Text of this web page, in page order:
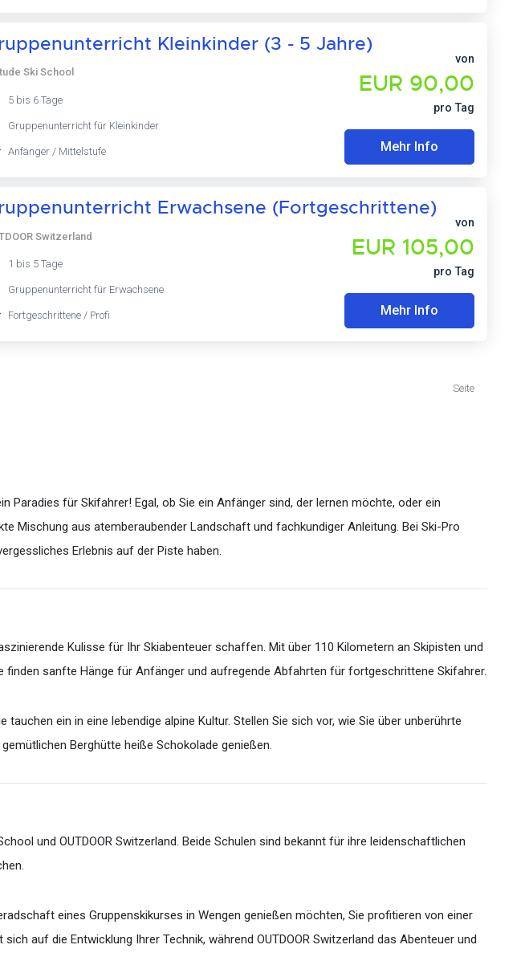
Kleinkinder (3 - 5 Jahre)
Ski School
5 bis 6 Tage
Gruppenunterricht für Kleinkinder
Anfänger / Mittelstufe
von
EUR 90,00
pro Tag
Mehr Info
Erwachsene (Fortgeschrittene)
Switzerland
1 bis 5 Tage
Gruppenunterricht für Erwachsene
Fortgeschrittene / Profi
von
EUR 105,00
pro Tag
Mehr Info
Seite
für Skifahrer! Egal, ob Sie ein Anfänger sind, der lernen möchte, oder ein
Mischung aus atemberaubender Landschaft und fachkundiger Anleitung. Bei Ski-Pro
Erlebnis auf der Piste haben.
Kulisse für Ihr Skiabenteuer schaffen. Mit über 110 Kilometern an Skipisten und
sanfte Hänge für Anfänger und aufregende Abfahrten für fortgeschrittene Skifahrer.
ein in eine lebendige alpine Kultur. Stellen Sie sich vor, wie Sie über unberührte
Berghütte heiße Schokolade genießen.
und OUTDOOR Switzerland. Beide Schulen sind bekannt für ihre leidenschaftlichen
eines Gruppenskikurses in Wengen genießen möchten, Sie profitieren von einer
auf die Entwicklung Ihrer Technik, während OUTDOOR Switzerland das Abenteuer und